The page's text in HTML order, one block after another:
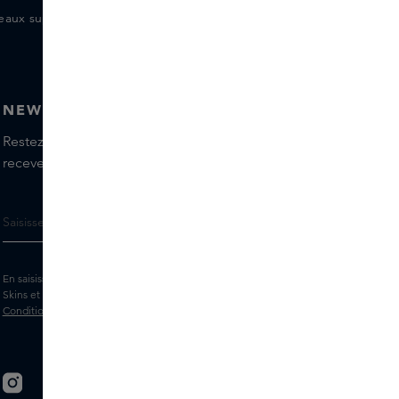
supplémentaires pour les membres
NEWSLETTER
Restez informé(e) des dernières marques et produits,
recevez les conseils de nos Skins Experts.
En saisissant votre adresse e-mail, vous acceptez de recevoir la newsletter
Skins et des messages marketing personnalisés par e-mail. Consultez les
Conditions générales